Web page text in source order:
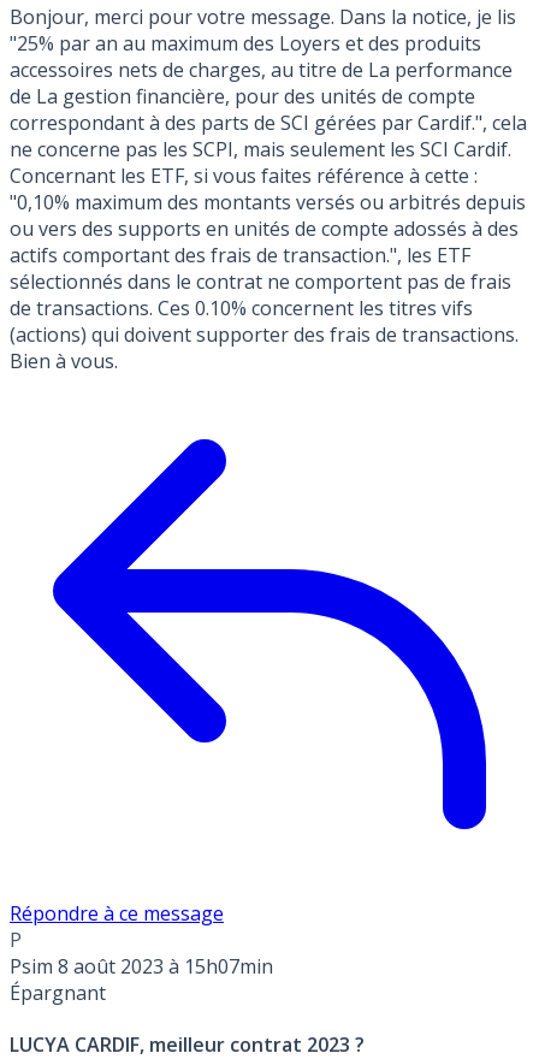
Bonjour, merci pour votre message. Dans la notice, je lis
"25% par an au maximum des Loyers et des produits
accessoires nets de charges, au titre de La performance
de La gestion financière, pour des unités de compte
correspondant à des parts de SCI gérées par Cardif.", cela
ne concerne pas les SCPI, mais seulement les SCI Cardif.
Concernant les ETF, si vous faites référence à cette :
"0,10% maximum des montants versés ou arbitrés depuis
ou vers des supports en unités de compte adossés à des
actifs comportant des frais de transaction.", les ETF
sélectionnés dans le contrat ne comportent pas de frais
de transactions. Ces 0.10% concernent les titres vifs
(actions) qui doivent supporter des frais de transactions.
Bien à vous.
Répondre à ce message
P
Psim 8 août 2023 à 15h07min
Épargnant
LUCYA CARDIF, meilleur contrat 2023 ?